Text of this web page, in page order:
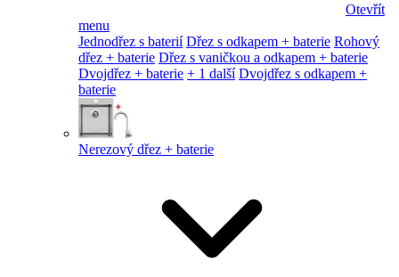
Otevřít
menu
Jednodřez s baterií Dřez s odkapem + baterie Rohový
dřez + baterie Dřez s vaničkou a odkapem + baterie
Dvojdřez + baterie + 1 další Dvojdřez s odkapem +
baterie
Nerezový dřez + baterie